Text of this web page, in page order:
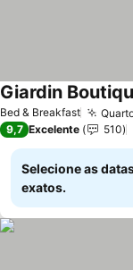
Bed & Breakfast
Giardin
9,7 Excelente 510
Selecione as
exatos.